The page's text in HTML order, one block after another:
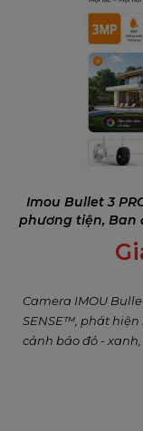
Imou Bullet 3
phương tiện, Ban
Camera IMOU
SENSE™, phát
cảnh báo đỏ - xanh,